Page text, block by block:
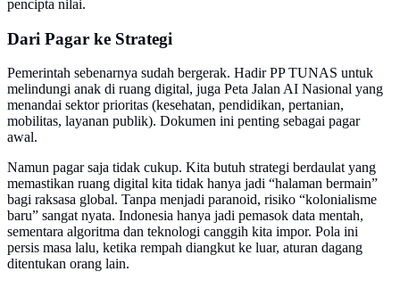
pencipta nilai.
Dari Pagar ke Strategi
Pemerintah sebenarnya sudah bergerak. Hadir PP TUNAS untuk
melindungi anak di ruang digital, juga Peta Jalan AI Nasional yang
menandai sektor prioritas (kesehatan, pendidikan, pertanian,
mobilitas, layanan publik). Dokumen ini penting sebagai pagar
awal.
Namun pagar saja tidak cukup. Kita butuh strategi berdaulat yang
memastikan ruang digital kita tidak hanya jadi “halaman bermain”
bagi raksasa global. Tanpa menjadi paranoid, risiko “kolonialisme
baru” sangat nyata. Indonesia hanya jadi pemasok data mentah,
sementara algoritma dan teknologi canggih kita impor. Pola ini
persis masa lalu, ketika rempah diangkut ke luar, aturan dagang
ditentukan orang lain.